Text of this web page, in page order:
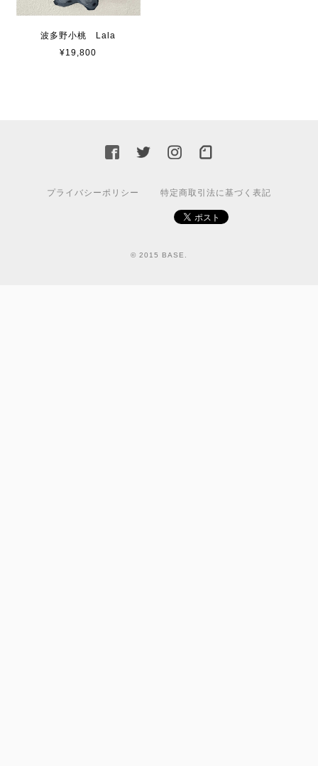
波多野小桃 Lala
¥19,800
プライバシーポリシー 特定商取引法に基づく表記
© 2015 BASE.